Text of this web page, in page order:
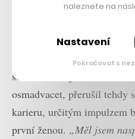
mám z mládí v hlavě
Aniž by tušil, že se mu to
sedmnácti lety do
osmadvacet, přerušil tehdy
karieru, určitým impulzem
první ženou. „Měl jsem
naleznete na
Nastavení
Pokračovat s